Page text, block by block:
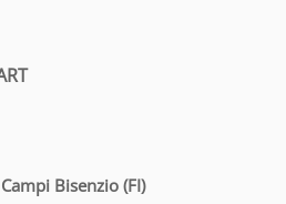
Bisenzio (FI)